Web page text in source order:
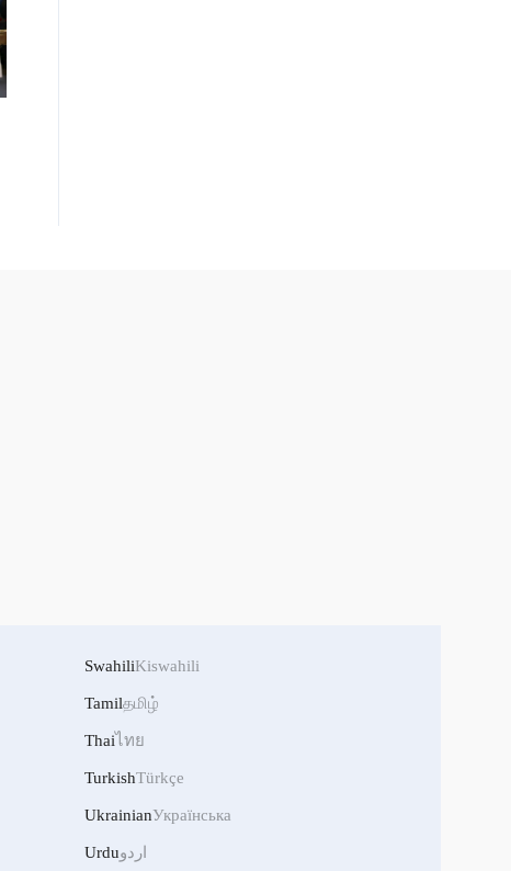
SwahiliKiswahili
Tamilதமிழ்
Thaiไทย
TurkishTürkçe
UkrainianУкраїнська
Urduاردو